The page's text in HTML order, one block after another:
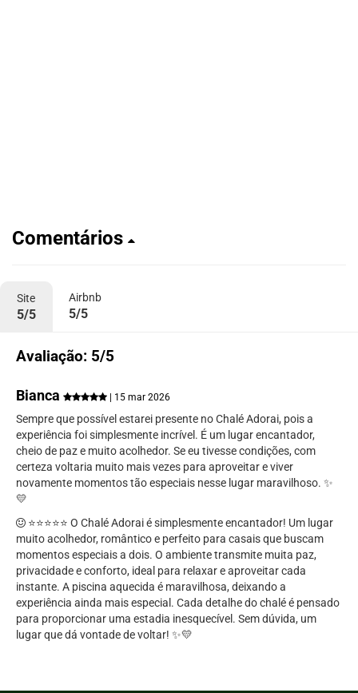
Comentários
Site
5/5
Airbnb
5/5
Avaliação: 5/5
Bianca | 15 mar 2026
Sempre que possível estarei presente no Chalé Adorai, pois a
experiência foi simplesmente incrível. É um lugar encantador,
cheio de paz e muito acolhedor. Se eu tivesse condições, com
certeza voltaria muito mais vezes para aproveitar e viver
novamente momentos tão especiais nesse lugar maravilhoso. ✨
💛
⭐️⭐️⭐️⭐️⭐️ O Chalé Adorai é simplesmente encantador! Um lugar
muito acolhedor, romântico e perfeito para casais que buscam
momentos especiais a dois. O ambiente transmite muita paz,
privacidade e conforto, ideal para relaxar e aproveitar cada
instante. A piscina aquecida é maravilhosa, deixando a
experiência ainda mais especial. Cada detalhe do chalé é pensado
para proporcionar uma estadia inesquecível. Sem dúvida, um
lugar que dá vontade de voltar! ✨💛